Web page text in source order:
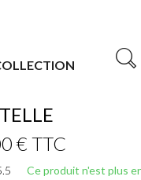
€ TTC
Ce produit n'est plus